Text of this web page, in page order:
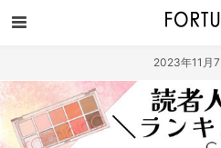
2023年11月